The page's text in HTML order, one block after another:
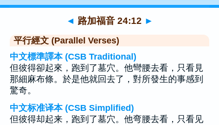
◄ 路加福音 24:12 ►
平行經文 (Parallel Verses)
中文標準譯本 (CSB Traditional)
但彼得卻起來，跑到了墓穴。他彎腰去看，只看見
那細麻布條。於是他就回去了，對所發生的事感到
驚奇。
中文标准译本 (CSB Simplified)
但彼得却起来，跑到了墓穴。他弯腰去看，只看见